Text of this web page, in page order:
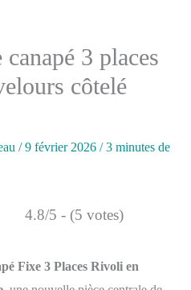
3 places
côtelé
/9 février 2026 /3 minutes de
4.8/5 - (5 votes)
Fixe 3 Places Rivoli en